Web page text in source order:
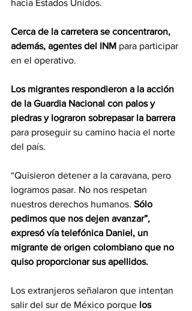
hacia Estados Unidos.
Cerca de la carretera se concentraron,
además, agentes del INM para participar
en el operativo.
Los migrantes respondieron a la acción
de la Guardia Nacional con palos y
piedras y lograron sobrepasar la barrera
para proseguir su camino hacia el norte
del país.
“Quisieron detener a la caravana, pero
logramos pasar. No nos respetan
nuestros derechos humanos. Sólo
pedimos que nos dejen avanzar”,
expresó vía telefónica Daniel, un
migrante de origen colombiano que no
quiso proporcionar sus apellidos.
Los extranjeros señalaron que intentan
salir del sur de México porque los